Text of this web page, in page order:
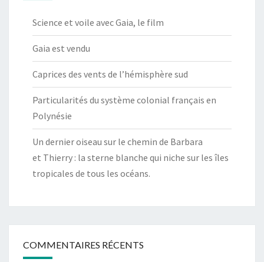
Science et voile avec Gaia, le film
Gaia est vendu
Caprices des vents de l’hémisphère sud
Particularités du système colonial français en
Polynésie
Un dernier oiseau sur le chemin de Barbara
et Thierry : la sterne blanche qui niche sur les îles
tropicales de tous les océans.
COMMENTAIRES RÉCENTS